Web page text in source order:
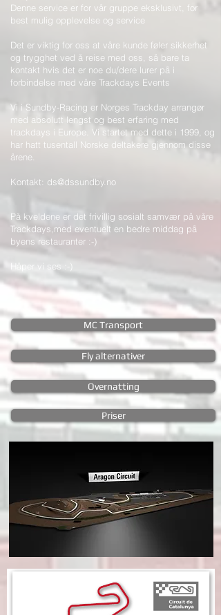
Denne service er for vår gruppe eksklusivt, for
best mulig opplevelse og service
Det er viktig for oss at våre kunde føler sikkerhet
og trygghet ved å reise med oss, så bare ta
kontakt hvis det er noe du/dere lurer på i
forbindelse med våre Trackdays Events
Vi i Sundby-Racing er Norges Trackday arrangør
med absolutt lengst og best erfaring med
trackdays i Europe. Vi startet med dette i 1999, og
har hatt tusentall Norske deltakere gjennom disse
årene.
Kontakt: ds@dssundby.no
På kveldene er det frivillig sosialt samvær på våre
Trackdays,med eventuelt en bedre middag på
byens restauranter :-)
Håper vi ses :-)
MC Transport
Fly alternativer
Overnatting
Priser